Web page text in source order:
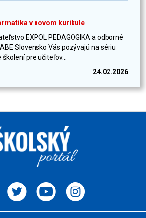
v novom kurikule
EXPOL PEDAGOGIKA a odborné
Slovensko Vás pozývajú na sériu
pre učiteľov...
24.02.2026